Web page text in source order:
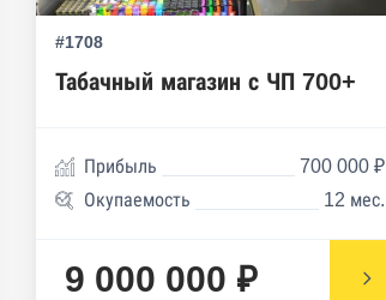
#1708
Табачный магазин с ЧП 700+
Прибыль
700 000 ₽
Окупаемость
12 мес.
9 000 000 ₽